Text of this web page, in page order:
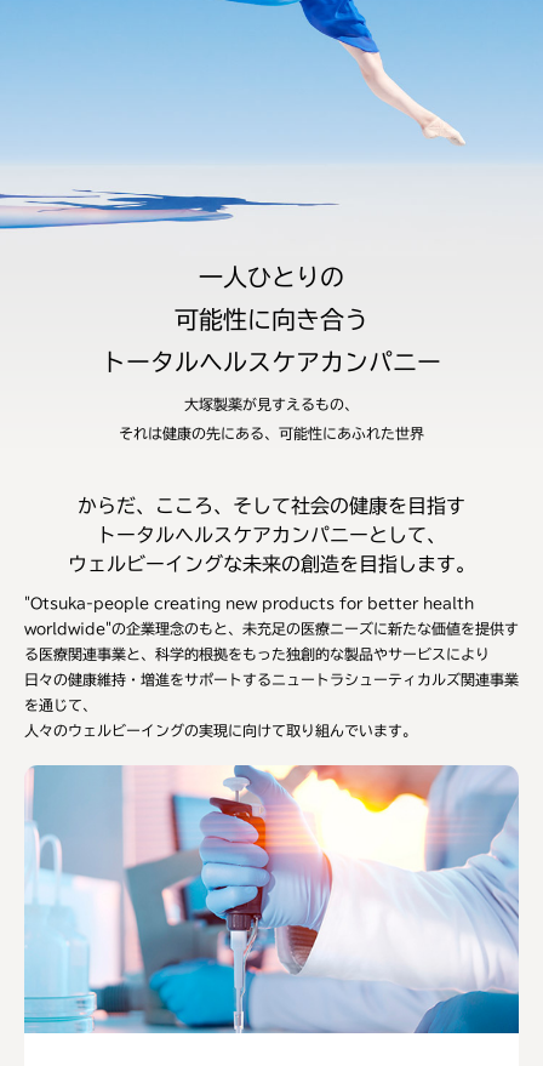
一人ひとりの
可能性に向き合う
トータルヘルスケアカンパニー
大塚製薬が見すえるもの、
それは健康の先にある、可能性にあふれた世界
からだ、こころ、そして社会の健康を目指す
トータルヘルスケアカンパニーとして、
ウェルビーイングな未来の創造を目指します。
"Otsuka-people creating new products for better health
worldwide"の企業理念のもと、 未充足の医療ニーズに新たな価値を提供す
る医療関連事業と、科学的根拠をもった独創的な製品やサービスにより
日々の健康維持・増進をサポートする ニュートラシューティカルズ関連事業
を通じて、
人々のウェルビーイングの実現に向けて取り組んでいます。